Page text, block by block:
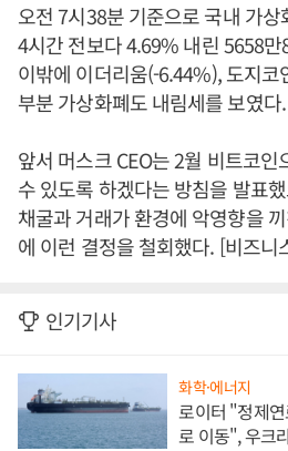
오전 7시38분 기준으로 국내 가
4시간 전보다 4.69% 내린 5658
이밖에 이더리움(-6.44%), 도지
부분 가상화폐도 내림세를 보였다.
앞서 머스크 CEO는 2월 비트코
수 있도록 하겠다는 방침을 발표
채굴과 거래가 환경에 악영향을
에 이런 결정을 철회했다. [비즈니
인기기사
화학·에너지
로이터 "정제
로 이동", 우크